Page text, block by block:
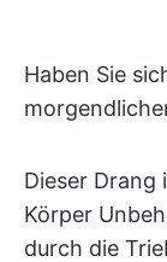
Haben Sie
Dieser Drang
Körper
durch die